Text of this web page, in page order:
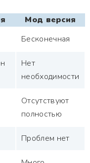
Мод версия
Бесконечная
Нет
необходимости
Отсутствуют
полностью
Проблем нет